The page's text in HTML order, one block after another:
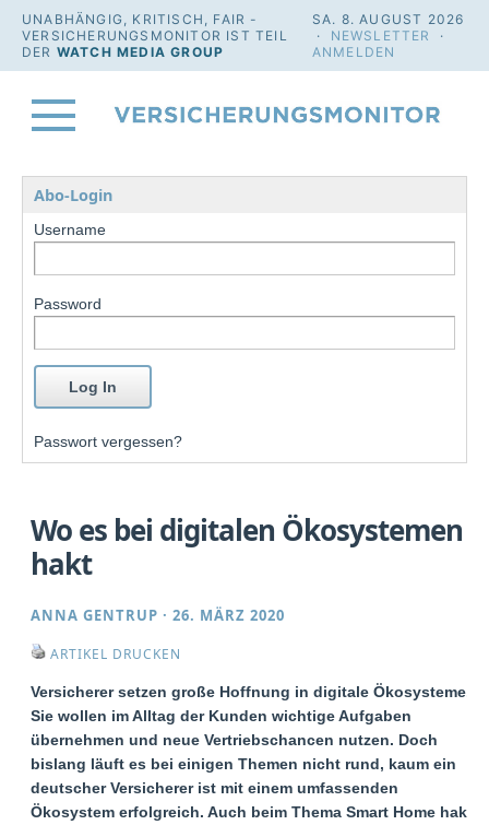
UNABHÄNGIG, KRITISCH, FAIR -
VERSICHERUNGSMONITOR IST TEIL
DER WATCH MEDIA GROUP
SA. 8. AUGUST 2026
· NEWSLETTER
·
ANMELDEN
Abo-Login
Username
Password
Passwort vergessen?
Wo es bei digitalen Ökosystemen
hakt
ANNA GENTRUP ·26. MÄRZ 2020
ARTIKEL DRUCKEN
Versicherer setzen große Hoffnung in digitale Ökosysteme.
Sie wollen im Alltag der Kunden wichtige Aufgaben
übernehmen und neue Vertriebschancen nutzen. Doch
bislang läuft es bei einigen Themen nicht rund, kaum ein
deutscher Versicherer ist mit einem umfassenden
Ökosystem erfolgreich. Auch beim Thema Smart Home hakt